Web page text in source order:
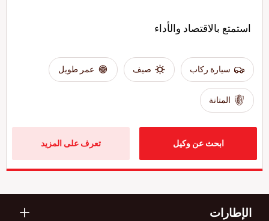
استمتع بالاقتصاد والأداء
سيارة ركاب صيف عمر طويل
المتانة
ابحث عن وكيل تعرف على المزيد
الإطارات